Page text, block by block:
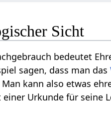
Sicht
bedeutet
sagen, dass man das
kann also etwas
einer Urkunde für seine